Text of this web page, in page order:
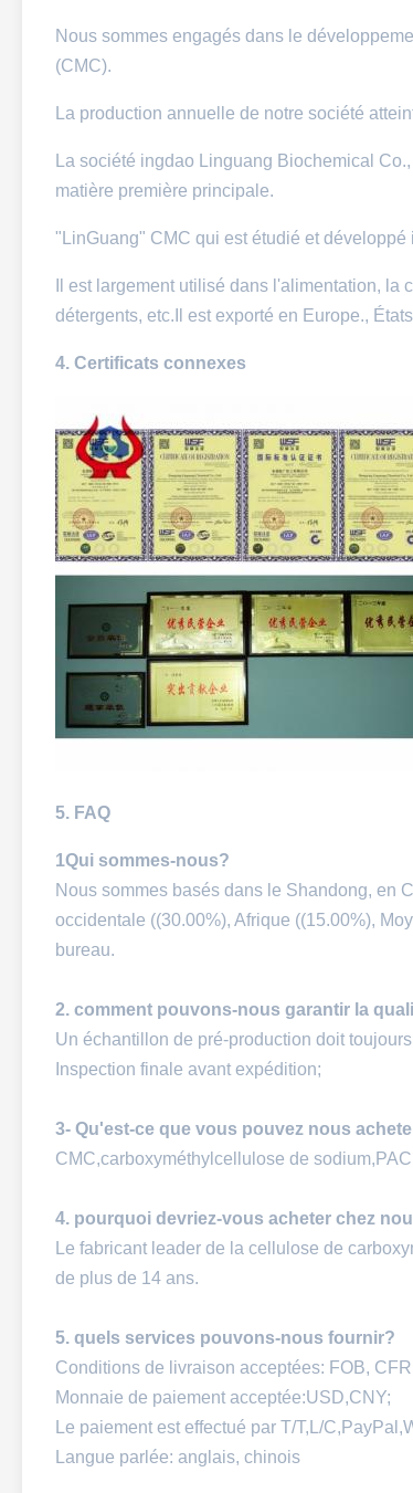
Nous sommes engagés dans le
(CMC).
La production annuelle de notre société
La société ingdao Linguang Biochemical
matière première principale.
"LinGuang" CMC qui est étudié et
Il est largement utilisé dans l'alimentation,
détergents, etc.Il est exporté en Europe.,
4. Certificats connexes
5. FAQ
1Qui sommes-nous?
Nous sommes basés dans le Shandong, en
occidentale ((30.00%), Afrique ((15.00%),
bureau.
2. comment pouvons-nous garantir la
Un échantillon de pré-production doit
Inspection finale avant expédition;
3- Qu'est-ce que vous pouvez nous
CMC,carboxyméthylcellulose de
4. pourquoi devriez-vous acheter chez
Le fabricant leader de la cellulose de
de plus de 14 ans.
5. quels services pouvons-nous fournir?
Conditions de livraison acceptées: FOB,
Monnaie de paiement acceptée:USD,CNY;
Le paiement est effectué par T/T,L/
Langue parlée: anglais, chinois